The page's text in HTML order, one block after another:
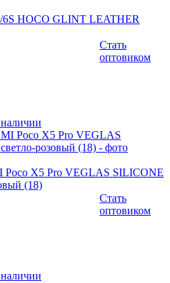
6S HOCO GLINT LEATHER
Стать
оптовиком
Poco X5 Pro VEGLAS SILICONE
(18)
Стать
оптовиком